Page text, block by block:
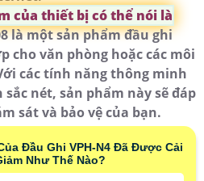
của thiết bị có thể nói là
là một sản phẩm đầu ghi
cho văn phòng hoặc các môi
các tính năng thông minh
nét, sản phẩm này sẽ đáp
sát và bảo vệ của bạn.
Đầu Ghi VPH-N4 Đã Được Cải
Như Thế Nào?